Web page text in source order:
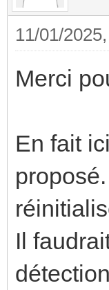
11/01/
Merci
En fait
Il